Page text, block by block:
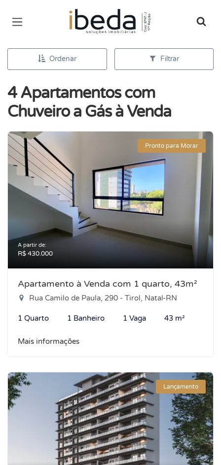
Página inicial
Ordenar Filtrar
4 Apartamentos com
Chuveiro a Gás à Venda
Pronto para Morar
A partir de:
R$ 430.000
Apartamento à Venda com 1 quarto, 43m²
Rua Camilo de Paula, 290 - Tirol, Natal-RN
1 Quarto 1 Banheiro 1 Vaga 43 m²
Mais informações
Lançamento